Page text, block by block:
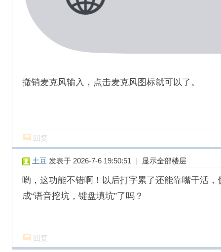
撤销麦克风输入，点击麦克风图标就可以了。
回复
土豆 发表于 2026-7-6 19:50:51 | 显示全部楼层
哟，这功能不错啊！以后打字累了还能靠嘴干活
成“语音挖坑，键盘填坑”了吗？
回复